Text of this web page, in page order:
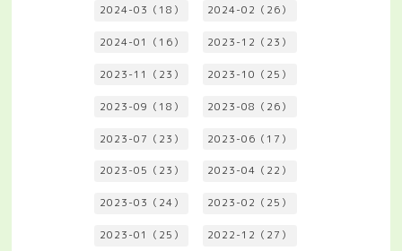
2024-03（18） 2024-02（26）
2024-01（16） 2023-12（23）
2023-11（23） 2023-10（25）
2023-09（18） 2023-08（26）
2023-07（23） 2023-06（17）
2023-05（23） 2023-04（22）
2023-03（24） 2023-02（25）
2023-01（25） 2022-12（27）